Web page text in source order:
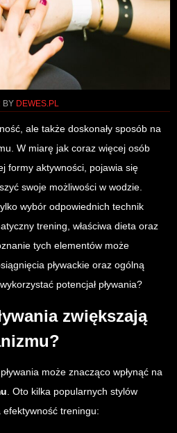
BY DEWES.PL
ale także doskonały sposób na
W miarę jak coraz więcej osób
formy aktywności, pojawia się
swoje możliwości w wodzie.
wybór odpowiednich technik
trening, właściwa dieta oraz
tych elementów może
pływackie oraz ogólną
potencjał pływania?
zwiększają
może znacząco wpłynąć na
. Oto kilka popularnych stylów
efektywność treningu: